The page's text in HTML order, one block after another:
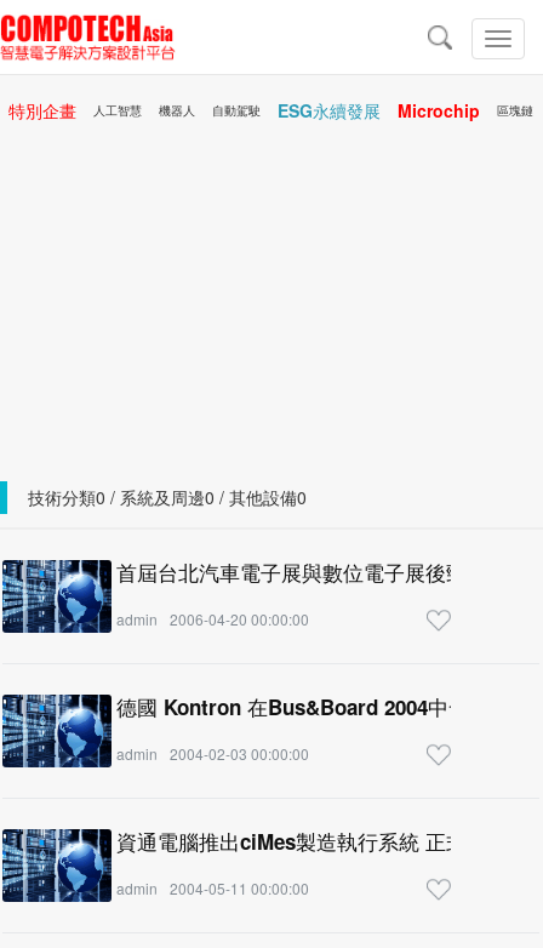
切
換
航
航
特別企畫 人工智慧 機器人 自動駕駛 ESG永續發展 Microchip 區塊鏈
技術分類0 / 系統及周邊0 / 其他設備0
首屆台北汽車電子展與數位電子展後勁十足
admin 2006-04-20 00:00:00
德國 Kontron 在Bus&Board 2004中發表HPI
admin 2004-02-03 00:00:00
資通電腦推出ciMes製造執
admin 2004-05-11 00:00:00